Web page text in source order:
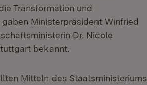
Transformation und
Ministerpräsident Winfried
Dr. Nicole
bekannt.
Mitteln des Staatsministeriums,